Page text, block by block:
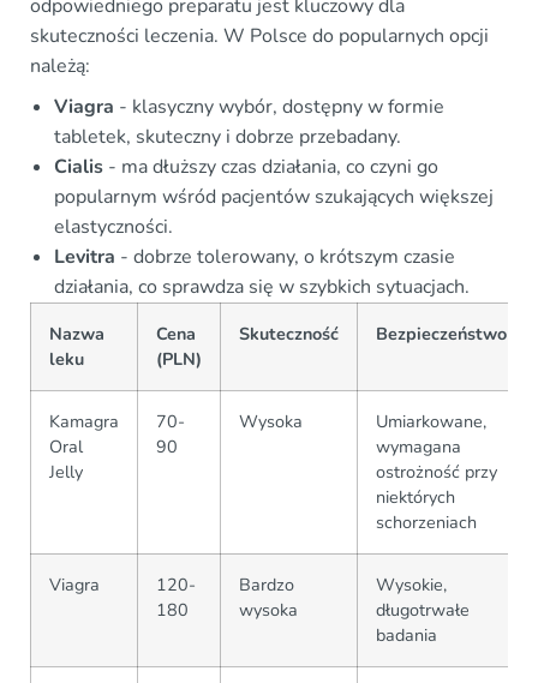
odpowiedniego preparatu jest kluczowy dla
skuteczności leczenia. W Polsce do popularnych opcji
należą:
Viagra - klasyczny wybór, dostępny w formie
tabletek, skuteczny i dobrze przebadany.
Cialis - ma dłuższy czas działania, co czyni go
popularnym wśród pacjentów szukających większej
elastyczności.
Levitra - dobrze tolerowany, o krótszym czasie
działania, co sprawdza się w szybkich sytuacjach.
Nazwa
leku
Cena
(PLN)
Skuteczność Bezpieczeństwo
Kamagra
Oral
Jelly
70-
90
Wysoka
Umiarkowane,
wymagana
ostrożność przy
niektórych
schorzeniach
Viagra
120-
180
Bardzo
wysoka
Wysokie,
długotrwałe
badania